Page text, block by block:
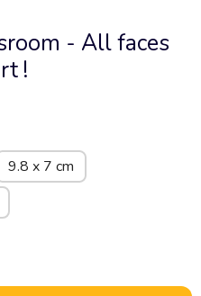
- All faces
!
9.8 x 7 cm